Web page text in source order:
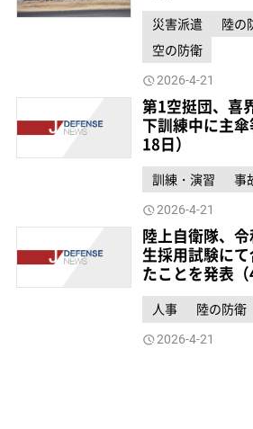
災害派遣 陸の
空の防衛
2026-4-21
第1空挺団、喜
下訓練中に主
18日）
訓練・演習 事
2026-4-21
陸上自衛隊、
生採用試験に
たことを発表（
人事 陸の防衛
2026-4-21